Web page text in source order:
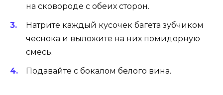
на сковороде с обеих сторон.
Натрите каждый кусочек багета зубчиком
чеснока и выложите на них помидорную
смесь.
Подавайте с бокалом белого вина.